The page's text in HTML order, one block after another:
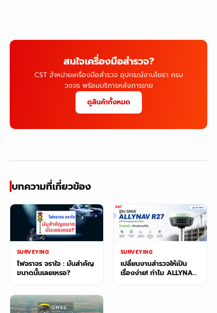
สนใจเครื่องมือสำรวจ?
CST จำหน่ายเครื่องมือสำรวจ อุปกรณ์งานโยธา ครบ
วงจร พร้อมบริการหลังการขาย
ดูสินค้าทั้งหมด
บทความที่เกี่ยวข้อง
SURVEYING
ไฟจราจร จราใจ : มันสำคัญ
ขนาดนั้นเลยเหรอ?
SURVEYING
เปลี่ยนงานสำรวจให้เป็น
เรื่องง่าย! ทำไม ALLYNAV
R27 ถึงเป็น GNSS ที่ “จิ๋ว